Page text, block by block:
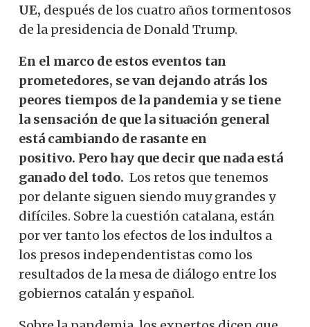
UE, después de los cuatro años tormentosos
de la presidencia de Donald Trump.
En el marco de estos eventos tan
prometedores, se van dejando atrás los
peores tiempos de la pandemia y se tiene
la sensación de que la situación general
está cambiando de rasante en
positivo. Pero hay que decir que nada está
ganado del todo. Los retos que tenemos
por delante siguen siendo muy grandes y
difíciles. Sobre la cuestión catalana, están
por ver tanto los efectos de los indultos a
los presos independentistas como los
resultados de la mesa de diálogo entre los
gobiernos catalán y español.